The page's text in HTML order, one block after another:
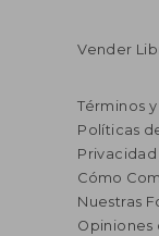
Vender
Términos
Políticas
Cómo
Nuestras
Opiniones